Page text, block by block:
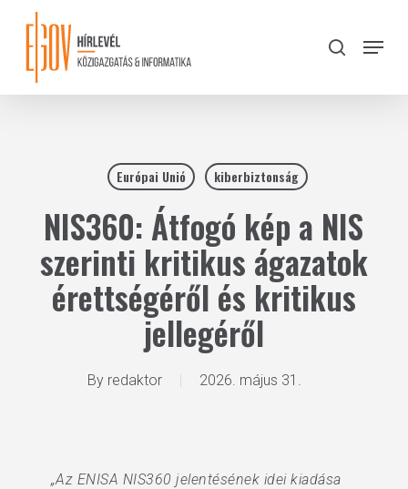
content
search
Menu
Európai Unió kiberbiztonság
NIS360: Átfogó kép a NIS
szerinti kritikus ágazatok
érettségéről és kritikus
jellegéről
By redaktor 2026. május 31.
„Az ENISA NIS360 jelentésének idei kiadása
Close